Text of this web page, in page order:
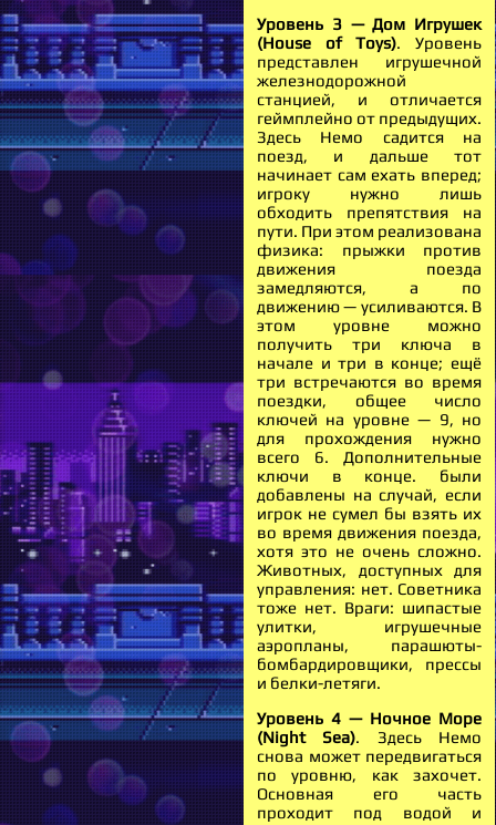
Уровень 3 — Дом Игрушек
(House of Toys). Уровень
представлен игрушечной
железнодорожной
станцией, и отличается
геймплейно от предыдущих.
Здесь Немо садится на
поезд, и дальше тот
начинает сам ехать вперед;
игроку нужно лишь
обходить препятствия на
пути. При этом реализована
физика: прыжки против
движения поезда
замедляются, а по
движению — усиливаются. В
этом уровне можно
получить три ключа в
начале и три в конце; ещё
три встречаются во время
поездки, общее число
ключей на уровне — 9, но
для прохождения нужно
всего 6. Дополнительные
ключи в конце. были
добавлены на случай, если
игрок не сумел бы взять их
во время движения поезда,
хотя это не очень сложно.
Животных, доступных для
управления: нет. Советника
тоже нет. Враги: шипастые
улитки, игрушечные
аэропланы, парашюты-
бомбардировщики, прессы
и белки-летяги.
Уровень 4 — Ночное Море
(Night Sea). Здесь Немо
снова может передвигаться
по уровню, как захочет.
Основная его часть
проходит под водой и